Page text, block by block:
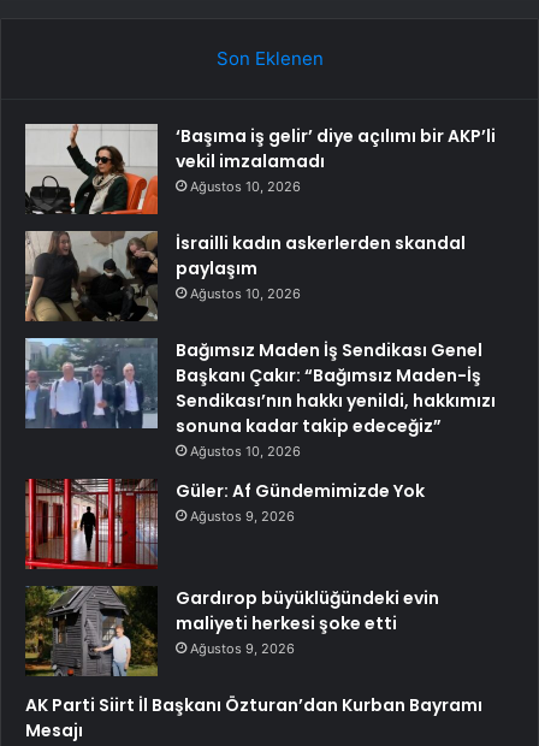
Son Eklenen
‘Başıma iş gelir’ diye açılımı bir AKP’li
vekil imzalamadı
Ağustos 10, 2026
İsrailli kadın askerlerden skandal
paylaşım
Ağustos 10, 2026
Bağımsız Maden İş Sendikası Genel
Başkanı Çakır: “Bağımsız Maden-İş
Sendikası’nın hakkı yenildi, hakkımızı
sonuna kadar takip edeceğiz”
Ağustos 10, 2026
Güler: Af Gündemimizde Yok
Ağustos 9, 2026
Gardırop büyüklüğündeki evin
maliyeti herkesi şoke etti
Ağustos 9, 2026
AK Parti Siirt İl Başkanı Özturan’dan Kurban Bayramı
Mesajı